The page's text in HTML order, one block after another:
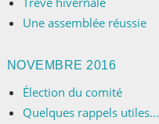
Une assemblée réussie
NOVEMBRE 2016
Élection du comité
Quelques rappels utiles...